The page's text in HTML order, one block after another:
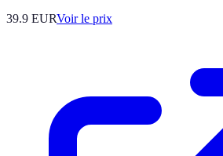
39.9 EURVoir le prix